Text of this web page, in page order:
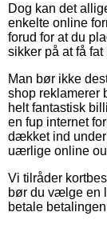
Dog kan det
enkelte online
forud for at du
sikker på at få
Man bør ikke
shop reklamerer
helt fantastisk
en fup internet
dækket ind under
uærlige online
Vi tilråder
bør du vælge en
betale